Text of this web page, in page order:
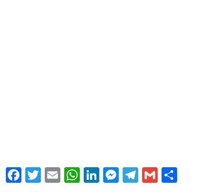
Facebook
TwitterEmailWhatsApp
LinkedIn
Messenger
Telegram
Gmail